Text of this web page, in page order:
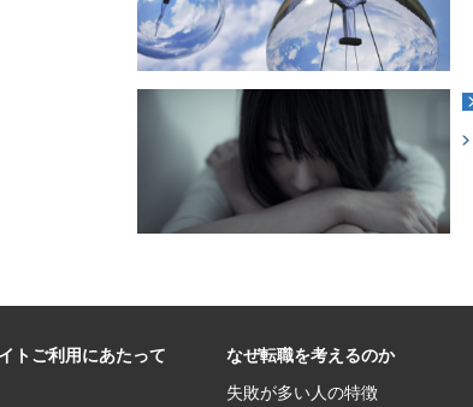
トご利用にあたって
なぜ転職を考えるのか
失敗が多い人の特徴